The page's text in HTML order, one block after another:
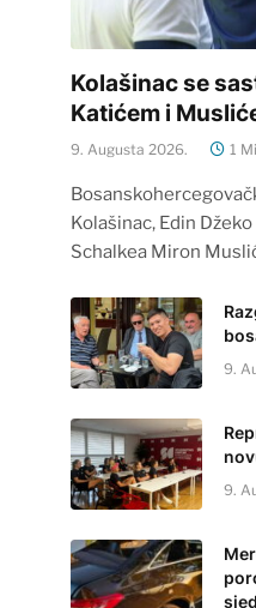
Kolašinac se
Katićem i
9. Augusta 2026. 1
Kolašinac, Edin
Schalkea Miron
9.
9.